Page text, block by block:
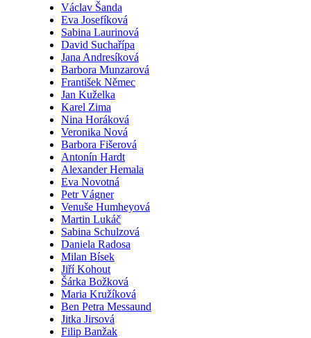
Václav Šanda
Eva Josefíková
Sabina Laurinová
David Suchařípa
Jana Andresíková
Barbora Munzarová
František Němec
Jan Kuželka
Karel Zima
Nina Horáková
Veronika Nová
Barbora Fišerová
Antonín Hardt
Alexander Hemala
Eva Novotná
Petr Vágner
Venuše Humheyová
Martin Lukáč
Sabina Schulzová
Daniela Radosa
Milan Bísek
Jiří Kohout
Šárka Božková
Maria Kružíková
Ben Petra Messaund
Jitka Jirsová
Filip Banžak